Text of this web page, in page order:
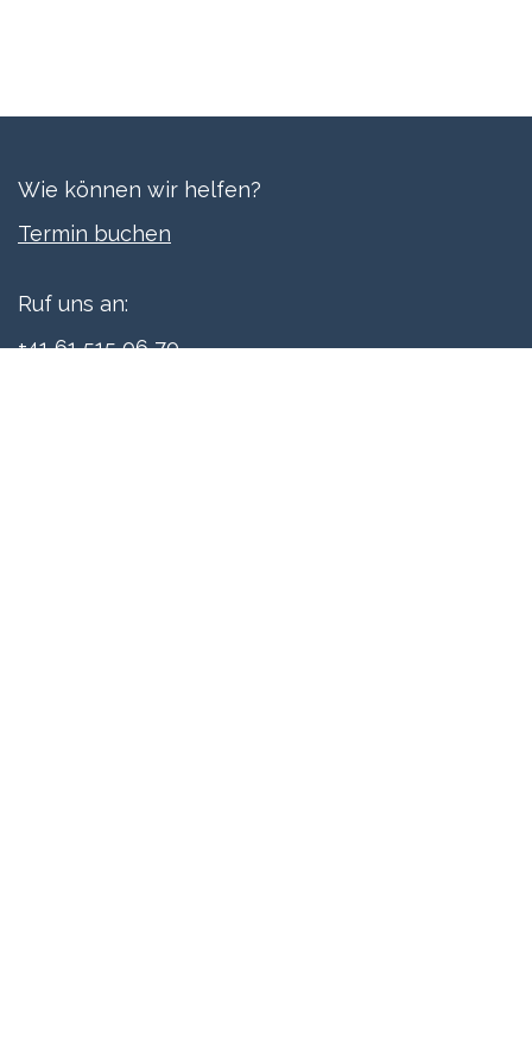
Wie können wir helfen?
Termi​n buchen
Ruf uns an:
+41 61 515 06 70